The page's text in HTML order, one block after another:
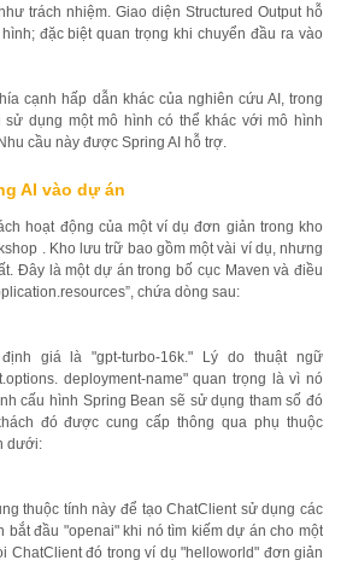
trách nhiệm. Giao diện Structured Output hỗ
đặc biệt quan trọng khi chuyển đầu ra vào
cạnh hấp dẫn khác của nghiên cứu AI, trong
dụng một mô hình có thể khác với mô hình
cầu này được Spring AI hỗ trợ.
AI vào dự án
hoạt động của một ví dụ đơn giản trong kho
. Kho lưu trữ bao gồm một vài ví dụ, nhưng
Đây là một dự án trong bố cục Maven và điều
chứa dòng sau:
giá là "gpt-turbo-16k." Lý do thuật ngữ
deployment-name" quan trọng là vì nó
cấu hình Spring Bean sẽ sử dụng tham số đó
đó được cung cấp thông qua phụ thuộc
dưới:
thuộc tính này để tạo ChatClient sử dụng các
bắt đầu "openai" khi nó tìm kiếm dự án cho một
ChatClient đó trong ví dụ "helloworld" đơn giản